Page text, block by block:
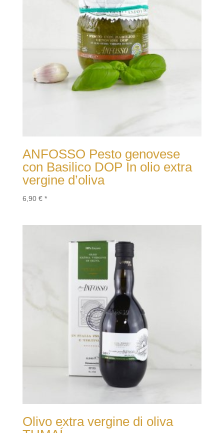
ANFOSSO Pesto genovese
con Basilico DOP In olio extra
vergine d’oliva
6,90 € *
Olivo extra vergine di oliva